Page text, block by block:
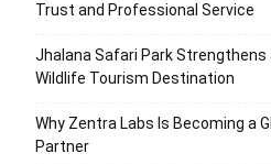
Trust and Professional Service
Jhalana Safari Park Strengthens
Wildlife Tourism Destination
Why Zentra Labs Is Becoming a
Partner